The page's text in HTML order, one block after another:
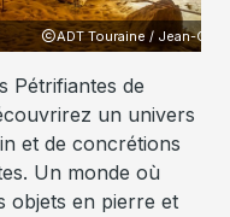
/ Jean-Christophe Coutand
Pétrifiantes de
un univers
et de concrétions
Un monde où
objets en pierre et